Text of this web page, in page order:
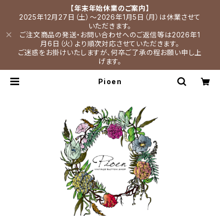
【年末年始休業のご案内】
2025年12月27日（土）～2026年1月5日（月）は休業させて
いただきます。
ご注文商品の発送・お問い合わせへのご返信等は2026年1
月6日（火）より順次対応させていただきます。
ご迷惑をお掛けいたしますが、何卒ご了承の程お願い申し上
げます。
Pioen